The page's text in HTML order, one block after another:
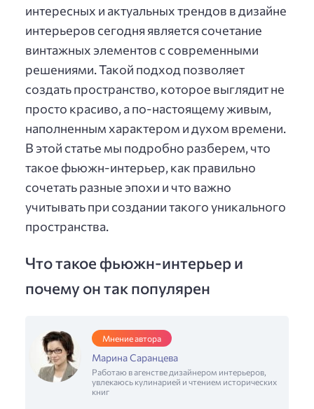
интересных и актуальных трендов в дизайне
интерьеров сегодня является сочетание
винтажных элементов с современными
решениями. Такой подход позволяет
создать пространство, которое выглядит не
просто красиво, а по-настоящему живым,
наполненным характером и духом времени.
В этой статье мы подробно разберем, что
такое фьюжн-интерьер, как правильно
сочетать разные эпохи и что важно
учитывать при создании такого уникального
пространства.
Что такое фьюжн-интерьер и
почему он так популярен
Мнение автора
Марина Саранцева
Работаю в агенстве дизайнером интерьеров,
увлекаюсь кулинарией и чтением исторических
книг